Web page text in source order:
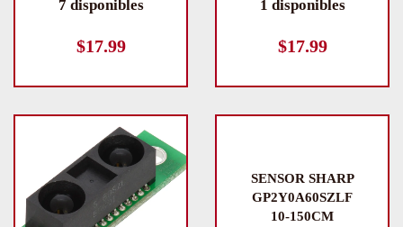
7 disponibles
$17.99
1 disponibles
$17.99
SENSOR SHARP
GP2Y0A60SZLF
10-150CM